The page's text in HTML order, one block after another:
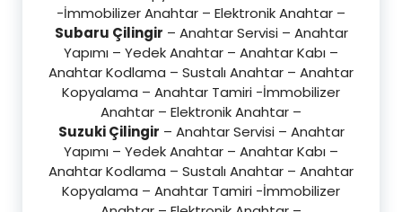
-İmmobilizer Anahtar – Elektronik Anahtar –
Subaru Çilingir – Anahtar Servisi – Anahtar
Yapımı – Yedek Anahtar – Anahtar Kabı –
Anahtar Kodlama – Sustalı Anahtar – Anahtar
Kopyalama – Anahtar Tamiri -İmmobilizer
Anahtar – Elektronik Anahtar –
Suzuki Çilingir – Anahtar Servisi – Anahtar
Yapımı – Yedek Anahtar – Anahtar Kabı –
Anahtar Kodlama – Sustalı Anahtar – Anahtar
Kopyalama – Anahtar Tamiri -İmmobilizer